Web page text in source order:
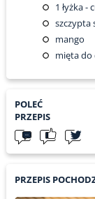
1 łyżka -
szczypta
mango
mięta do
POLEĆ
PRZEPIS
PRZEPIS